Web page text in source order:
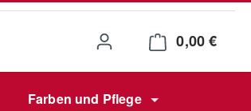
0,00 €
Farben und Pflege